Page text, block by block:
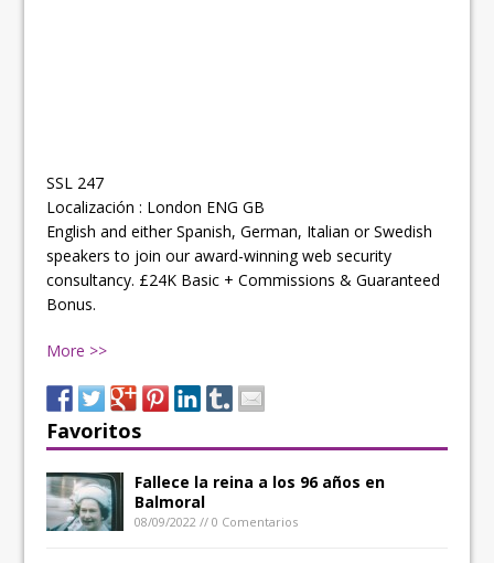
SSL 247
Localización : London ENG GB
English and either Spanish, German, Italian or Swedish
speakers to join our award-winning web security
consultancy. £24K Basic + Commissions & Guaranteed
Bonus.
More >>
Favoritos
Fallece la reina a los 96 años en
Balmoral
08/09/2022 // 0 Comentarios